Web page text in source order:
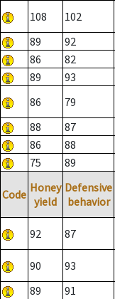
108 102
89 92
86 82
89 93
86 79
88 87
86 88
75 89
Code Honey
yield
Defensive
behavior
92 87
90 93
89 91